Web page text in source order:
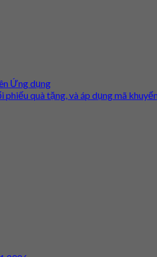
Ứng dụng
phiếu quà tặng, và áp dụng mã